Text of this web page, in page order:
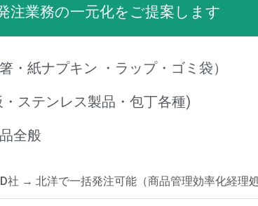
注業務の一元化をご提案します
・紙ナプキン ・ラップ・ゴミ袋）
ステンレス製品・包丁各種)
全般
社 → 北洋で一括発注可能（商品管理効率化経理